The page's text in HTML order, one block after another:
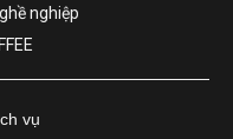
nghiệp
vụ